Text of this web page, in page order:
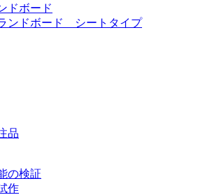
ドボード
ンドボード シートタイプ
品
の検証
作